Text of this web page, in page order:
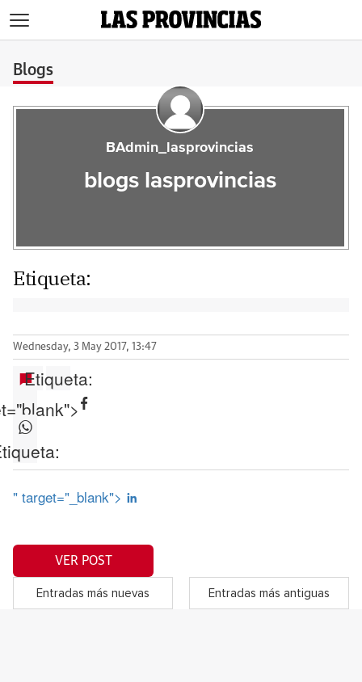
Blogs
BAdmin_lasprovincias
blogs lasprovincias
Etiqueta:
Wednesday, 3 May 2017, 13:47
Etiqueta:
" target="_blank">
VER POST
Entradas más nuevas Entradas más antiguas